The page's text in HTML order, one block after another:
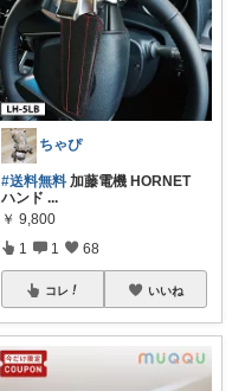
ちゃぴ
#送料無料 加藤電機 HORNET
ハンド ...
￥ 9,800
1 1 68
コレ いいね